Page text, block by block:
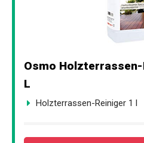
Osmo
L
Holzterrassen-Reiniger 1 l